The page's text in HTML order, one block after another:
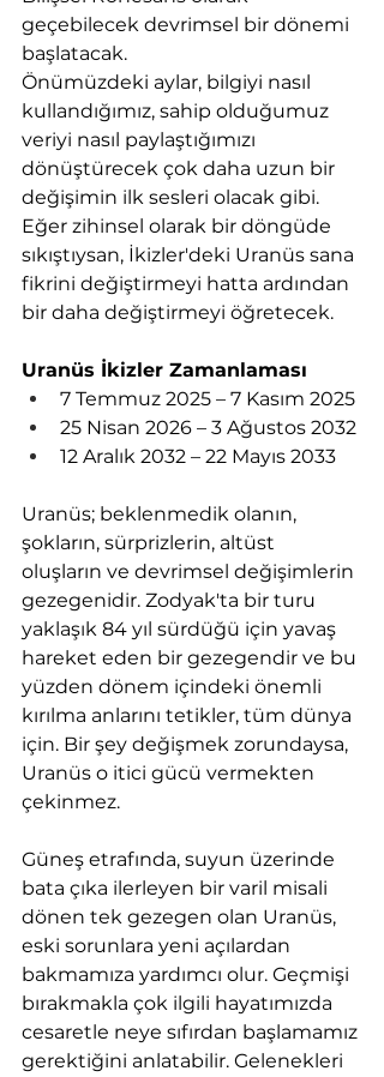
geçebilecek devrimsel bir dönemi
başlatacak.
Önümüzdeki aylar, bilgiyi nasıl
kullandığımız, sahip olduğumuz
veriyi nasıl paylaştığımızı
dönüştürecek çok daha uzun bir
değişimin ilk sesleri olacak gibi.
Eğer zihinsel olarak bir döngüde
sıkıştıysan, İkizler'deki Uranüs sana
fikrini değiştirmeyi hatta ardından
bir daha değiştirmeyi öğretecek.
Uranüs İkizler Zamanlaması
7 Temmuz 2025 – 7 Kasım 2025
25 Nisan 2026 – 3 Ağustos 2032
12 Aralık 2032 – 22 Mayıs 2033
Uranüs; beklenmedik olanın,
şokların, sürprizlerin, altüst
oluşların ve devrimsel değişimlerin
gezegenidir. Zodyak'ta bir turu
yaklaşık 84 yıl sürdüğü için yavaş
hareket eden bir gezegendir ve bu
yüzden dönem içindeki önemli
kırılma anlarını tetikler, tüm dünya
için. Bir şey değişmek zorundaysa,
Uranüs o itici gücü vermekten
çekinmez.
Güneş etrafında, suyun üzerinde
bata çıka ilerleyen bir varil misali
dönen tek gezegen olan Uranüs,
eski sorunlara yeni açılardan
bakmamıza yardımcı olur. Geçmişi
bırakmakla çok ilgili hayatımızda
cesaretle neye sıfırdan başlamamız
gerektiğini anlatabilir. Gelenekleri